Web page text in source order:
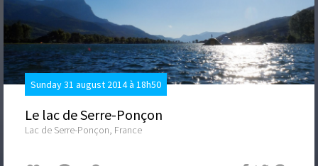
Sunday 31 august 2014 à 18h50
Le lac de Serre-Ponçon
Lac de Serre-Ponçon, France